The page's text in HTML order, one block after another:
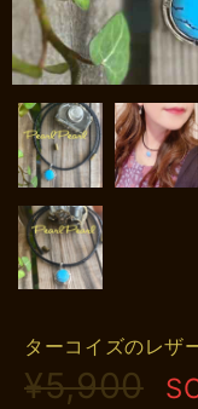
ターコイズのレザ
¥5,900